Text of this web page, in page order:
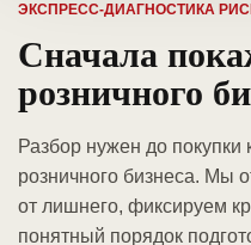
ЭКСПРЕСС-ДИАГНОСТИКА
Сначала
розничного
Разбор нужен до покупки
розничного бизнеса. Мы
от лишнего, фиксируем
понятный порядок